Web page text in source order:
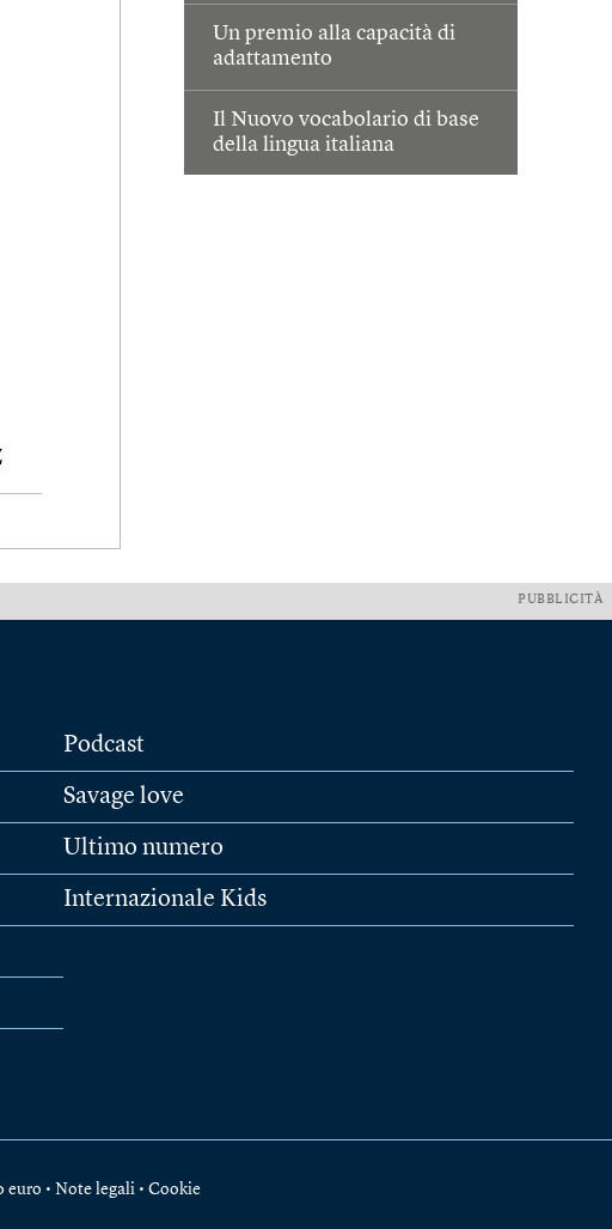
Un premio alla capacità di
adattamento
Il Nuovo vocabolario di base
della lingua italiana
PUBBLICITÀ
Podcast
Savage love
Ultimo numero
Internazionale Kids
euro • Note legali • Cookie